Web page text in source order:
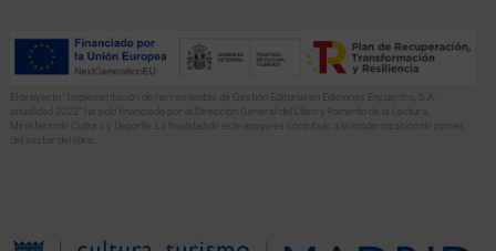
El proyecto “Implementación de herramientas de Gestión Editorial en Ediciones Encuentro, S.A.
anualidad 2022” ha sido financiado por la Dirección General del Libro y Fomento de la Lectura,
Ministerio de Cultura y Deporte. La finalidad de este apoyo es contribuir a la modernización de pymes
del sector del libro.